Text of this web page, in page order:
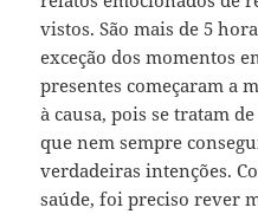
vistos. São mais de 5
exceção dos momentos
presentes começaram a
à causa, pois se tratam
que nem sempre
verdadeiras intenções.
saúde, foi preciso rever